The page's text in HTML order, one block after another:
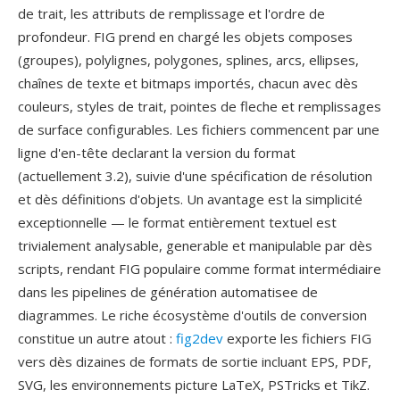
de trait, les attributs de remplissage et l'ordre de
profondeur. FIG prend en chargé les objets composes
(groupes), polylignes, polygones, splines, arcs, ellipses,
chaînes de texte et bitmaps importés, chacun avec dès
couleurs, styles de trait, pointes de fleche et remplissages
de surface configurables. Les fichiers commencent par une
ligne d'en-tête declarant la version du format
(actuellement 3.2), suivie d'une spécification de résolution
et dès définitions d'objets. Un avantage est la simplicité
exceptionnelle — le format entièrement textuel est
trivialement analysable, generable et manipulable par dès
scripts, rendant FIG populaire comme format intermédiaire
dans les pipelines de génération automatisee de
diagrammes. Le riche écosystème d'outils de conversion
constitue un autre atout : fig2dev exporte les fichiers FIG
vers dès dizaines de formats de sortie incluant EPS, PDF,
SVG, les environnements picture LaTeX, PSTricks et TikZ.